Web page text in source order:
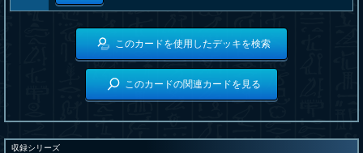
このカードを使用したデッキを検索
このカードの関連カードを見る
収録シリーズ